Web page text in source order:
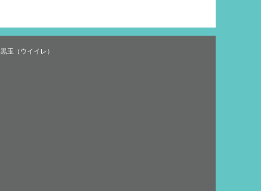
黒玉（ウイイレ）